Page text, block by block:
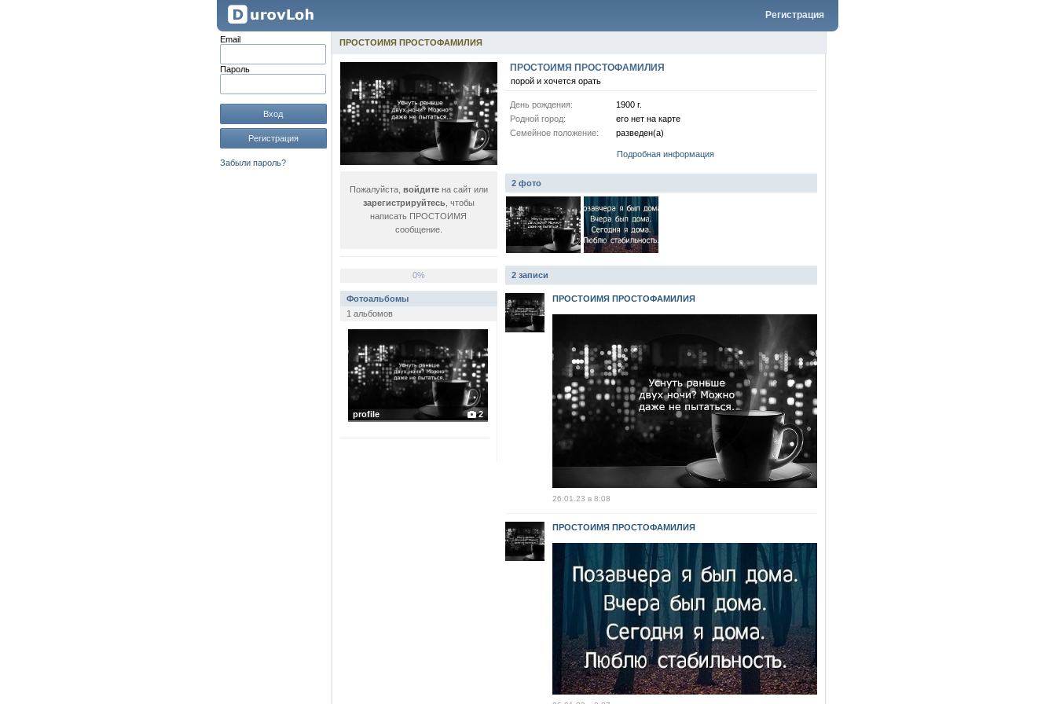
Регистрация
Email
Пароль
Вход
Регистрация
Забыли пароль?
ПРОСТОИМЯ ПРОСТОФАМИЛИЯ
Пожалуйста, войдитена сайт или
зарегистрируйтесь, чтобы
написать ПРОСТОИМЯ
сообщение.
0%
Фотоальбомы
1 альбомов
profile 2
ПРОСТОИМЯ ПРОСТОФАМИЛИЯ
порой и хочется орать
День рождения:
1900 г.
Родной город:
его нет на карте
Семейное положение:
разведен(а)
Подробная информация
2 фото
2 записи
ПРОСТОИМЯ ПРОСТОФАМИЛИЯ
26.01.23 в 8:08
ПРОСТОИМЯ ПРОСТОФАМИЛИЯ